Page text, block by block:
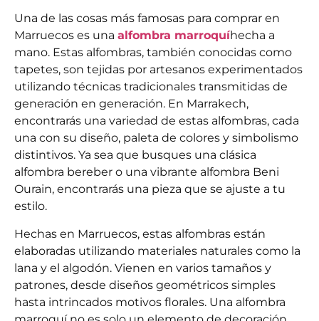
Una de las cosas más famosas para comprar en
Marruecos es una alfombra marroquíhecha a
mano. Estas alfombras, también conocidas como
tapetes, son tejidas por artesanos experimentados
utilizando técnicas tradicionales transmitidas de
generación en generación. En Marrakech,
encontrarás una variedad de estas alfombras, cada
una con su diseño, paleta de colores y simbolismo
distintivos. Ya sea que busques una clásica
alfombra bereber o una vibrante alfombra Beni
Ourain, encontrarás una pieza que se ajuste a tu
estilo.
Hechas en Marruecos, estas alfombras están
elaboradas utilizando materiales naturales como la
lana y el algodón. Vienen en varios tamaños y
patrones, desde diseños geométricos simples
hasta intrincados motivos florales. Una alfombra